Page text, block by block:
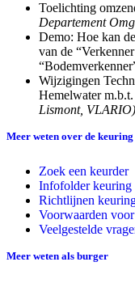
Toelichting
Departement
Demo: Hoe kan
van de
Wijzigingen
Hemelwater
Lismont, VLARIO)
Meer weten over de keuring
Zoek een keurder
Infofolder keuring
Richtlijnen
Voorwaarden
Veelgestelde
Meer weten als burger